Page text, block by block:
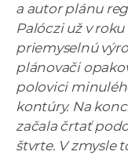
a autor plánu
Palóczi už v
priemyselnú
plánovači
polovici
kontúry. Na
začala črtať
štvrte. V zmysle